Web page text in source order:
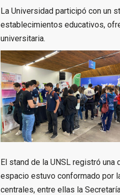
La Universidad participó con un
establecimientos educativos,
universitaria.
El stand de la UNSL registró una
espacio estuvo conformado por
centrales, entre ellas la